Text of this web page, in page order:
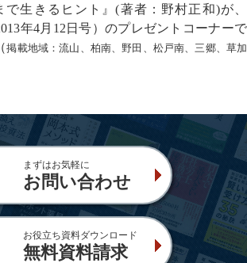
で生きるヒント』(著者：野村正和)が、
年4月12日号）のプレゼントコーナーで
掲載地域：流山、柏南、野田、松戸南、三郷、草加
まずはお気軽に
お問い合わせ
お役立ち資料ダウンロード
無料資料請求